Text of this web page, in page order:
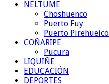
NELTUME
Choshuenco
Puerto Fuy
Puerto Pirehueico
COÑARIPE
Pucura
LIQUIÑE
EDUCACIÓN
DEPORTES